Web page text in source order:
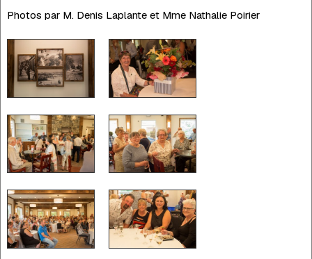
Photos par M. Denis Laplante et Mme Nathalie Poirier